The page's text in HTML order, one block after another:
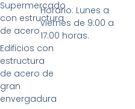
Supermercado
con estructura
de acero
Edificios con
estructura
de acero de
gran
envergadura
Horario: Lunes a
viernes de 9:00 a
17:00 horas.